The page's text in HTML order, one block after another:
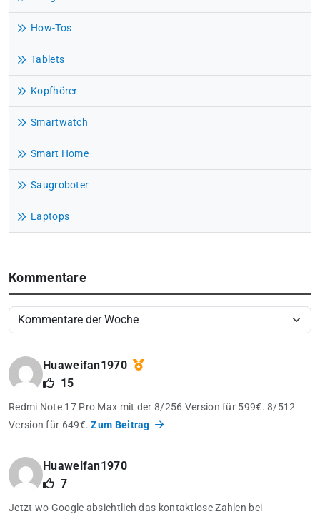
How-Tos
Tablets
Kopfhörer
Smartwatch
Smart Home
Saugroboter
Laptops
Kommentare
Huaweifan1970
15
Redmi Note 17 Pro Max mit der 8/256 Version für 599€. 8/512
Version für 649€.Zum Beitrag
Huaweifan1970
7
Jetzt wo Google absichtlich das kontaktlose Zahlen bei